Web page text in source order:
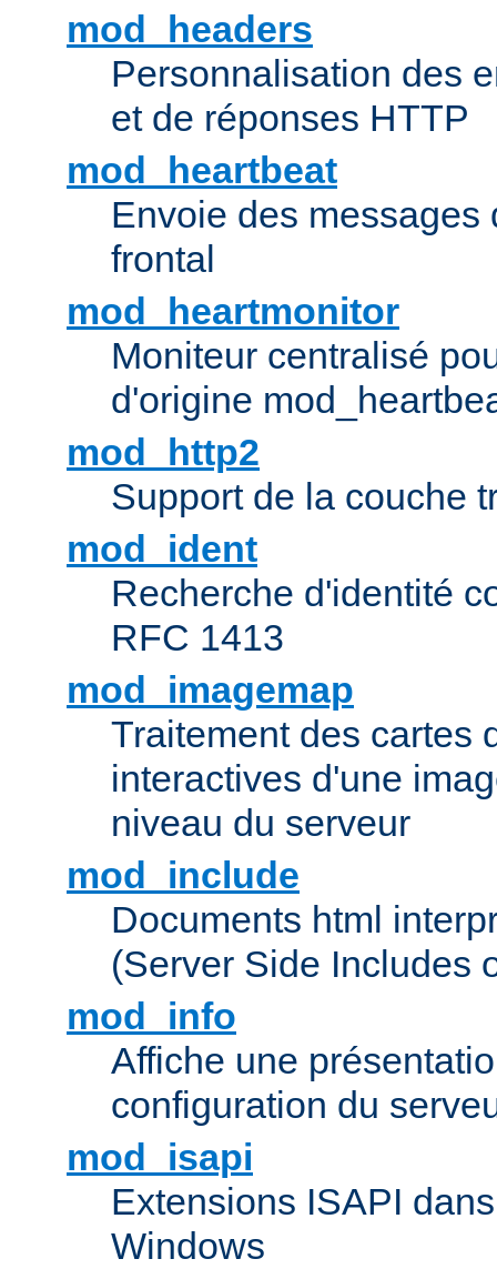
mod_headers
Personnalisation des
et de réponses HTTP
mod_heartbeat
Envoie des messages
frontal
mod_heartmonitor
Moniteur centralisé
d'origine
mod_http2
Support de la couche
mod_ident
Recherche d'identité
RFC 1413
mod_imagemap
Traitement des cartes
interactives d'une
niveau du serveur
mod_include
Documents html
(Server Side Includes
mod_info
Affiche une
configuration du
mod_isapi
Extensions ISAPI
Windows